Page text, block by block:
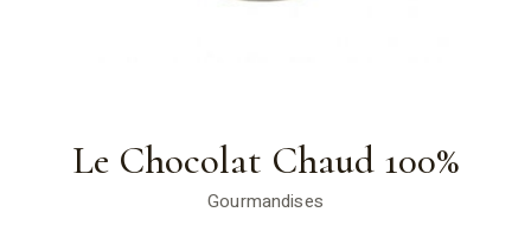
Le Chocolat Chaud 100%
Gourmandises